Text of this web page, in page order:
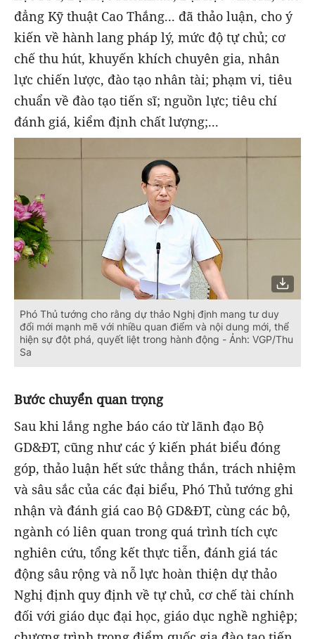
đẳng Kỹ thuật Cao Thắng... đã thảo luận, cho ý
kiến về hành lang pháp lý, mức độ tự chủ; cơ
chế thu hút, khuyến khích chuyên gia, nhân
lực chiến lược, đào tạo nhân tài; phạm vi, tiêu
chuẩn về đào tạo tiến sĩ; nguồn lực; tiêu chí
đánh giá, kiểm định chất lượng;...
Phó Thủ tướng cho rằng dự thảo Nghị định mang tư duy
đổi mới mạnh mẽ với nhiều quan điểm và nội dung mới, thể
hiện sự đột phá, quyết liệt trong hành động - Ảnh: VGP/Thu
Sa
Bước chuyển quan trọng
Sau khi lắng nghe báo cáo từ lãnh đạo Bộ
GD&ĐT, cũng như các ý kiến phát biểu đóng
góp, thảo luận hết sức thẳng thắn, trách nhiệm
và sâu sắc của các đại biểu, Phó Thủ tướng ghi
nhận và đánh giá cao Bộ GD&ĐT, cùng các bộ,
ngành có liên quan trong quá trình tích cực
nghiên cứu, tổng kết thực tiễn, đánh giá tác
động sâu rộng và nỗ lực hoàn thiện dự thảo
Nghị định quy định về tự chủ, cơ chế tài chính
đối với giáo dục đại học, giáo dục nghề nghiệp;